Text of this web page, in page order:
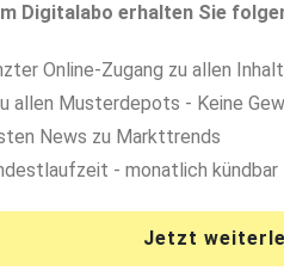
Digitalabo erhalten Sie
Online-Zugang zu allen
allen Musterdepots - Keine
News zu Markttrends
- monatlich kündbar
Jetzt